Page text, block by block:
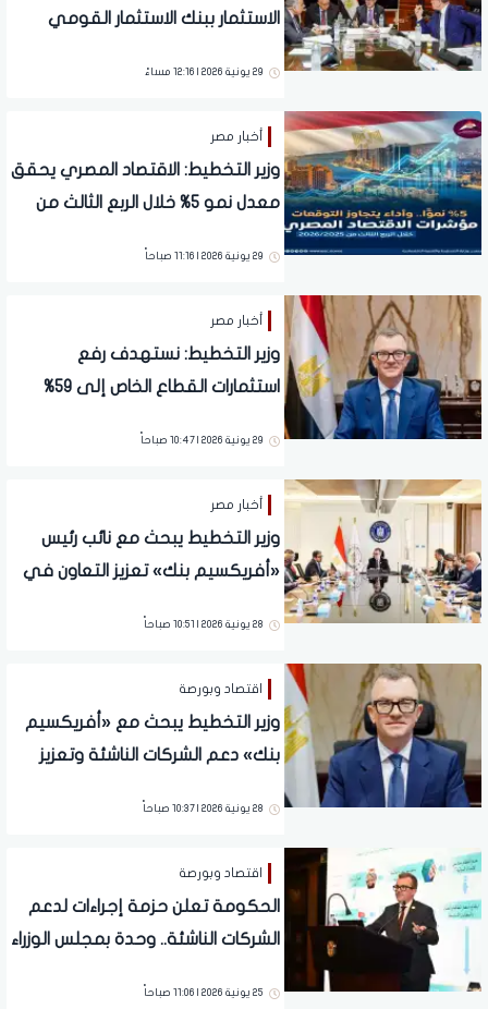
الاستثمار ببنك الاستثمار القومي
الاستفادة من الأصول
29 يونية 2026 | 12:16 مساءً
أخبار مصر
وزير التخطيط: الاقتصاد المصري يحقق
معدل نمو 5% خلال الربع الثالث من
29 يونية 2026 | 11:16 صباحاً
أخبار مصر
وزير التخطيط: نستهدف رفع
استثمارات القطاع الخاص إلى 59%
29 يونية 2026 | 10:47 صباحاً
أخبار مصر
وزير التخطيط يبحث مع نائب رئيس
«أفريكسيم بنك» تعزيز التعاون في
28 يونية 2026 | 10:51 صباحاً
اقتصاد وبورصة
وزير التخطيط يبحث مع «أفريكسيم
بنك» دعم الشركات الناشئة وتعزيز
28 يونية 2026 | 10:37 صباحاً
اقتصاد وبورصة
الحكومة تعلن حزمة إجراءات لدعم
الشركات الناشئة.. وحدة بمجلس الوزراء
25 يونية 2026 | 11:06 صباحاً